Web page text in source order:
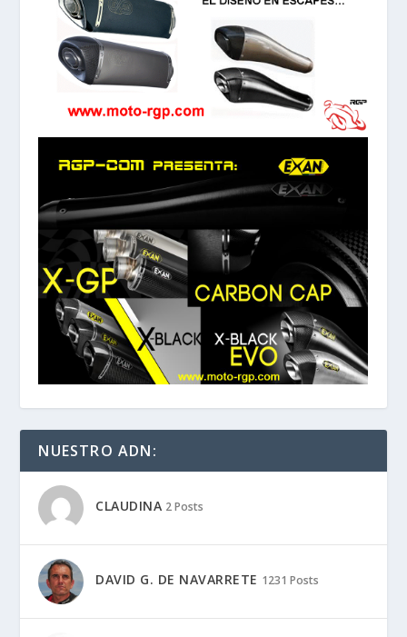
NUESTRO ADN:
CLAUDINA 2 Posts
DAVID G. DE NAVARRETE 1231 Posts